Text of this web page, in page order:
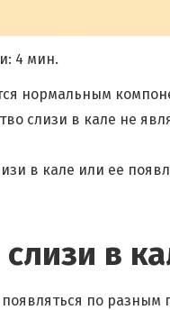
4 мин.
нормальным
слизи в кале не
в кале или ее
в
по разным